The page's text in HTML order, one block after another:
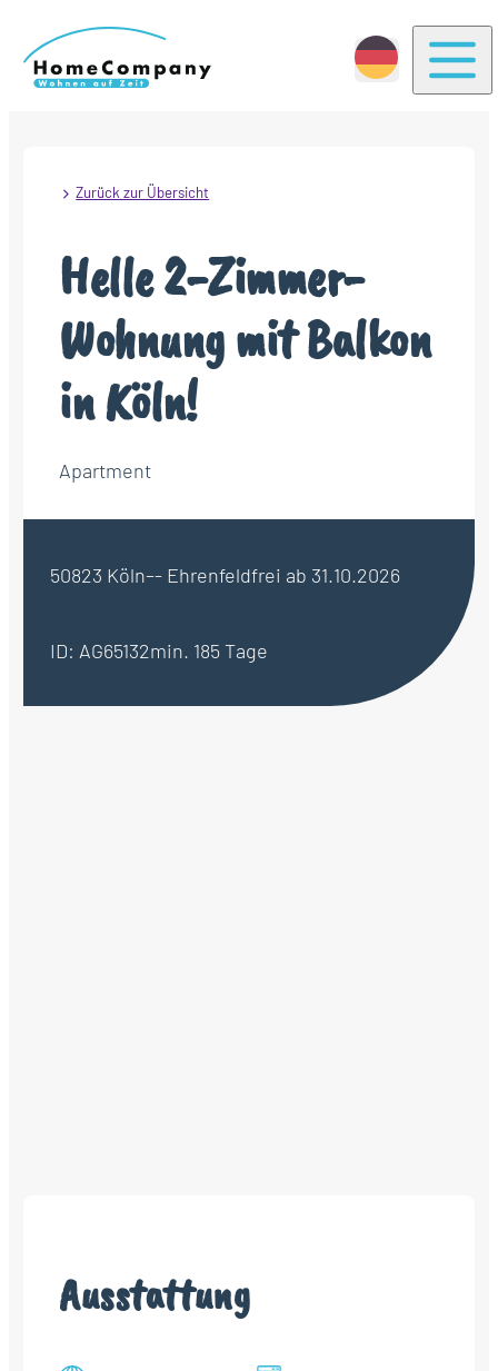
Zurück zur Übersicht
Helle 2-Zimmer-
Wohnung mit Balkon
in Köln!
Apartment
50823 Köln–- Ehrenfeldfrei ab 31.10.2026
ID: AG65132min. 185 Tage
Ausstattung